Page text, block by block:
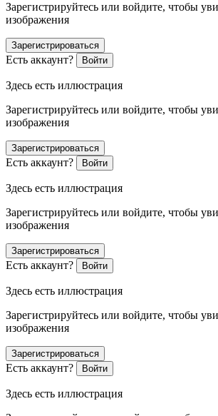
Зарегистрируйтесь или войдите, чтобы
изображения
Зарегистрироваться
Есть аккаунт? Войти
Здесь есть иллюстрация
Зарегистрируйтесь или войдите, чтобы
изображения
Зарегистрироваться
Есть аккаунт? Войти
Здесь есть иллюстрация
Зарегистрируйтесь или войдите, чтобы
изображения
Зарегистрироваться
Есть аккаунт? Войти
Здесь есть иллюстрация
Зарегистрируйтесь или войдите, чтобы
изображения
Зарегистрироваться
Есть аккаунт? Войти
Здесь есть иллюстрация